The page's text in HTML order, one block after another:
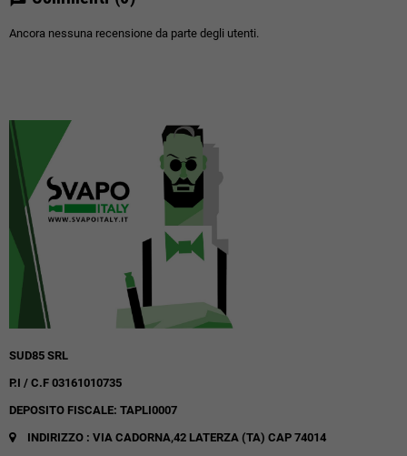
Ancora nessuna recensione da parte degli utenti.
SUD85 SRL
P.I / C.F 03161010735
DEPOSITO FISCALE: TAPLI0007
INDIRIZZO : VIA CADORNA,42 LATERZA (TA) CAP 74014